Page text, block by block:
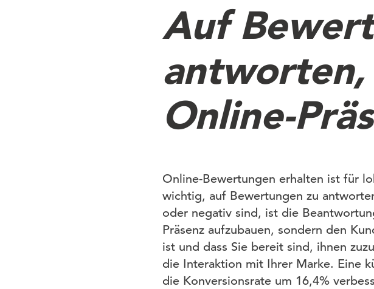
Auf
Online-
Online-Bewertungen erhalten ist für
wichtig, auf Bewertungen zu
oder negativ sind, ist die
Präsenz aufzubauen, sondern den
ist und dass Sie bereit sind, ihnen
die Interaktion mit Ihrer Marke. Eine
die Konversionsrate um 16,4%